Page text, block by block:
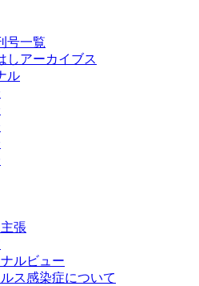
号一覧
しアーカイブス
ル
張
ルビュー
ス感染症について